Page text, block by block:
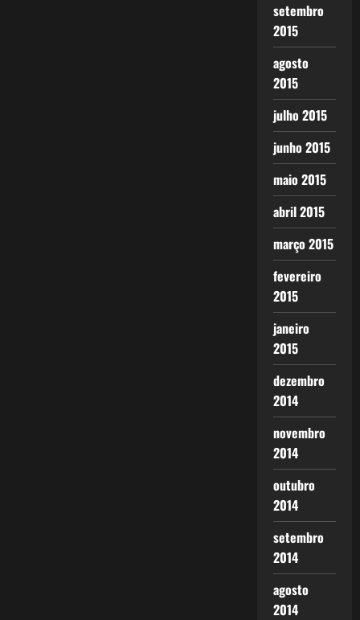
setembro
2015
agosto
2015
julho 2015
junho 2015
maio 2015
abril 2015
março 2015
fevereiro
2015
janeiro
2015
dezembro
2014
novembro
2014
outubro
2014
setembro
2014
agosto
2014